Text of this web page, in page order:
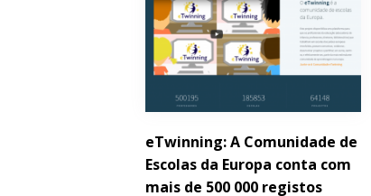
eTwinning: A Comunidade de
Escolas da Europa conta com
mais de 500 000 registos